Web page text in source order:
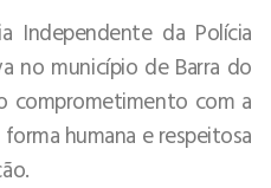
Independente da Polícia
no município de Barra do
comprometimento com a
humana e respeitosa